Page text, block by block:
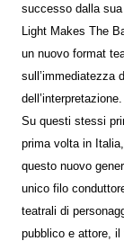
successo dalla
Light Makes The
un nuovo format
sull’immediatezza
dell’interpretazione.
Su questi stessi
prima volta in
questo nuovo
unico filo
teatrali di
pubblico e attore,